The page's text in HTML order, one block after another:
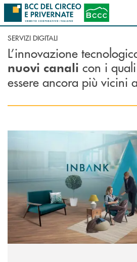
Salta al contenuto principale
SERVIZI DIGITALI
L’innovazione
nuovi canali con i
essere ancora più vicini